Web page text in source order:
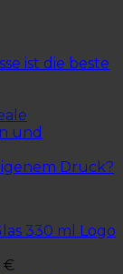
ist die beste
und
Druck?
€